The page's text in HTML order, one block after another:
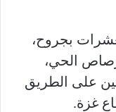
العشرات بجروح،
الحي،
على الطريق
غزة.